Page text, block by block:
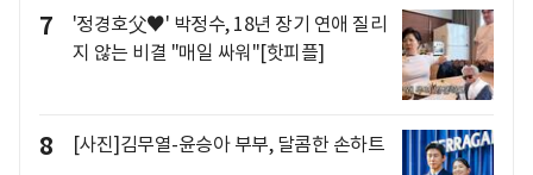
7
'정경호父♥' 박정수, 18년 장기 연애 질리
지 않는 비결 "매일 싸워"[핫피플]
8 [사진]김무열-윤승아 부부, 달콤한 손하트